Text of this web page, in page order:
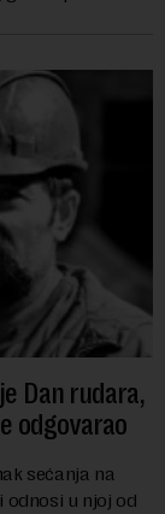
Dan rudara,
odgovarao
sećanja na
odnosi u njoj od